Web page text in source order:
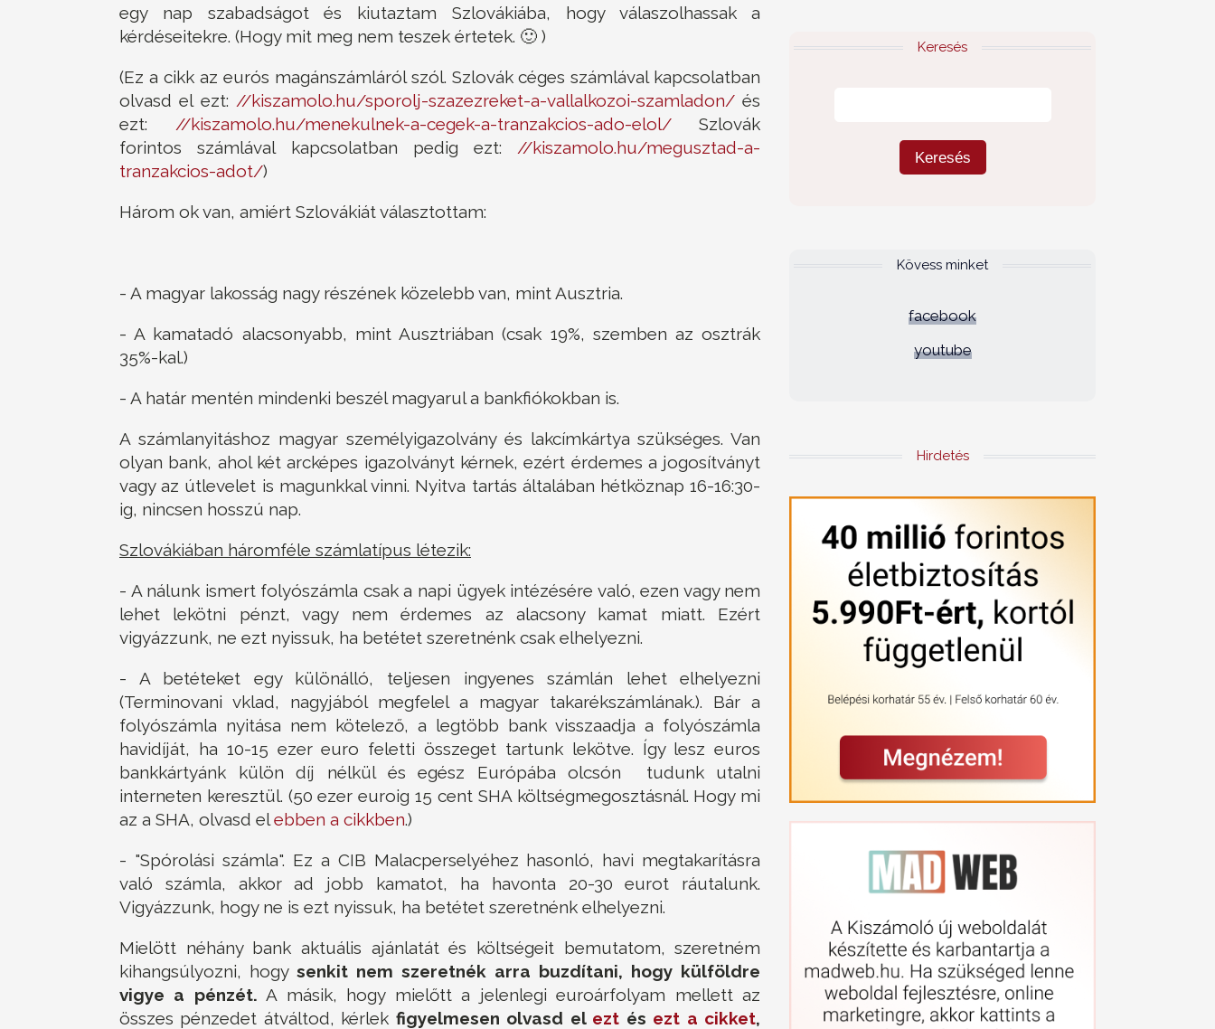
egy nap szabadságot és kiutaztam Szlovákiába, hogy válaszolhassak a
kérdéseitekre. (Hogy mit meg nem teszek értetek. 🙂 )
(Ez a cikk az eurós magánszámláról szól. Szlovák céges számlával kapcsolatban
olvasd el ezt: //kiszamolo.hu/sporolj-szazezreket-a-vallalkozoi-szamladon/és
ezt: //kiszamolo.hu/menekulnek-a-cegek-a-tranzakcios-ado-elol/Szlovák
forintos számlával kapcsolatban pedig ezt: //kiszamolo.hu/megusztad-a-
tranzakcios-adot/)
Három ok van, amiért Szlovákiát választottam:
- A magyar lakosság nagy részének közelebb van, mint Ausztria.
- A kamatadó alacsonyabb, mint Ausztriában (csak 19%, szemben az osztrák
35%-kal.)
- A határ mentén mindenki beszél magyarul a bankfiókokban is.
A számlanyitáshoz magyar személyigazolvány és lakcímkártya szükséges. Van
olyan bank, ahol két arcképes igazolványt kérnek, ezért érdemes a jogosítványt
vagy az útlevelet is magunkkal vinni. Nyitva tartás általában hétköznap 16-16:30-
ig, nincsen hosszú nap.
Szlovákiában háromféle számlatípus létezik:
- A nálunk ismert folyószámla csak a napi ügyek intézésére való, ezen vagy nem
lehet lekötni pénzt, vagy nem érdemes az alacsony kamat miatt. Ezért
vigyázzunk, ne ezt nyissuk, ha betétet szeretnénk csak elhelyezni.
- A betéteket egy különálló, teljesen ingyenes számlán lehet elhelyezni
(Terminovani vklad, nagyjából megfelel a magyar takarékszámlának.). Bár a
folyószámla nyitása nem kötelező, a legtöbb bank visszaadja a folyószámla
havidíját, ha 10-15 ezer euro feletti összeget tartunk lekötve. Így lesz euros
bankkártyánk külön díj nélkül és egész Európába olcsón tudunk utalni
interneten keresztül. (50 ezer euroig 15 cent SHA költségmegosztásnál. Hogy mi
az a SHA, olvasd elebben a cikkben.)
- "Spórolási számla". Ez a CIB Malacperselyéhez hasonló, havi megtakarításra
való számla, akkor ad jobb kamatot, ha havonta 20-30 eurot ráutalunk.
Vigyázzunk, hogy ne is ezt nyissuk, ha betétet szeretnénk elhelyezni.
Mielött néhány bank aktuális ajánlatát és költségeit bemutatom, szeretném
kihangsúlyozni, hogysenkit nem szeretnék arra buzdítani, hogy külföldre
vigye a pénzét. A másik, hogy mielőtt a jelenlegi euroárfolyam mellett az
összes pénzedet átváltod, kérlek figyelmesen olvasd el ezt és ezt a cikket,
Keresés
Kövess minket
facebook
youtube
Hirdetés